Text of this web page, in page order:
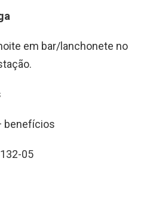
em bar/lanchonete no
benefícios
05